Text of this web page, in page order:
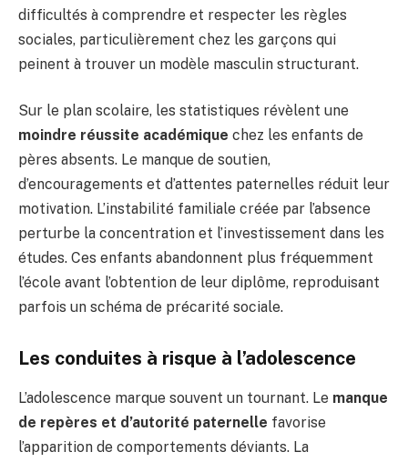
difficultés à comprendre et respecter les règles
sociales, particulièrement chez les garçons qui
peinent à trouver un modèle masculin structurant.
Sur le plan scolaire, les statistiques révèlent une
moindre réussite académique chez les enfants de
pères absents. Le manque de soutien,
d’encouragements et d’attentes paternelles réduit leur
motivation. L’instabilité familiale créée par l’absence
perturbe la concentration et l’investissement dans les
études. Ces enfants abandonnent plus fréquemment
l’école avant l’obtention de leur diplôme, reproduisant
parfois un schéma de précarité sociale.
Les conduites à risque à l’adolescence
L’adolescence marque souvent un tournant. Le manque
de repères et d’autorité paternelle favorise
l’apparition de comportements déviants. La